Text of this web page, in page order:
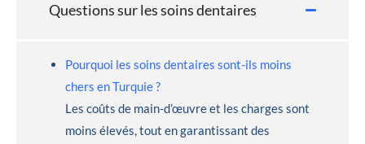
Questions sur les soins dentaires
Pourquoi les soins dentaires sont-ils moins
chers en Turquie ?
Les coûts de main-d’œuvre et les charges sont
moins élevés, tout en garantissant des